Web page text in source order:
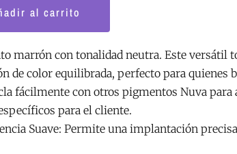
al carrito
marrón con tonalidad neutra. Este versátil
de color equilibrada, perfecto para quienes
fácilmente con otros pigmentos Nuva
para el cliente.
Suave: Permite una implantación